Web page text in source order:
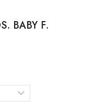
BABY F.